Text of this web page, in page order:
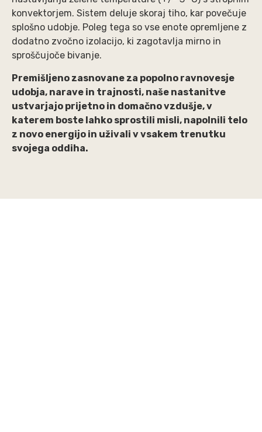
konvektorjem. Sistem deluje skoraj tiho, kar povečuje
splošno udobje. Poleg tega so vse enote opremljene z
dodatno zvočno izolacijo, ki zagotavlja mirno in
sproščujoče bivanje.
Premišljeno zasnovane za popolno ravnovesje
udobja, narave in trajnosti, naše nastanitve
ustvarjajo prijetno in domačno vzdušje, v
katerem boste lahko sprostili misli, napolnili telo
z novo energijo in uživali v vsakem trenutku
svojega oddiha.